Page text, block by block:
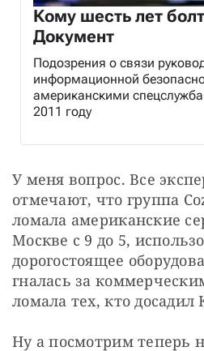
Кому шесть лет
Документ
Подозрения о связи
информационной
американскими
2011 году
У меня вопрос. Все
отмечают, что группа
ломала американские
Москве с 9 до 5,
дорогостоящее
гналась за
ломала тех, кто
Ну а посмотрим теперь